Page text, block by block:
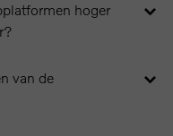
hoger
van de